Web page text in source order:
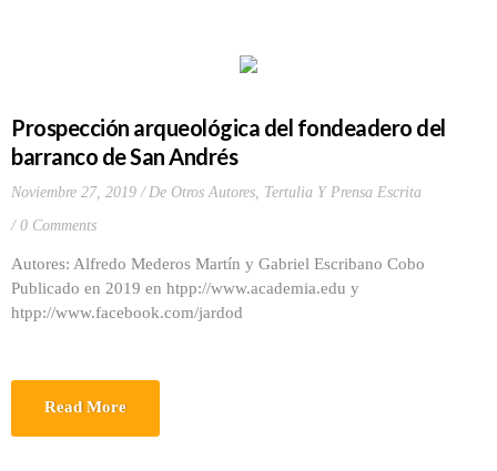
Prospección arqueológica del fondeadero del
barranco de San Andrés
Noviembre 27, 2019 De Otros Autores, Tertulia Y Prensa Escrita
0 Comments
Autores: Alfredo Mederos Martín y Gabriel Escribano Cobo
Publicado en 2019 en htpp://www.academia.edu y
htpp://www.facebook.com/jardod
Read More